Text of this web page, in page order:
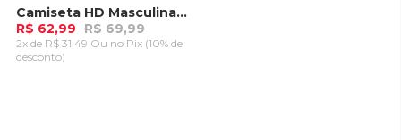
-10%Camiseta HD Masculina Stones Verde Dark Forest
R$ 62,99 R$ 69,99
2x de R$ 31,49 Ou no Pix (10% de
desconto)